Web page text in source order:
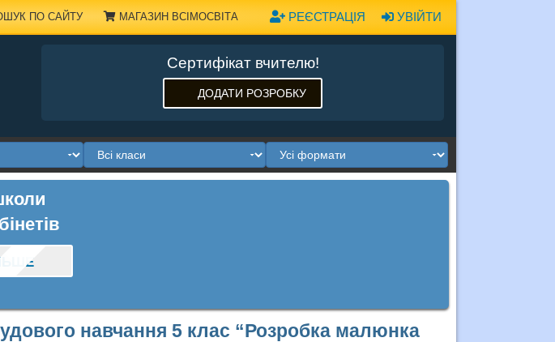
УВІЙТИ
РЕЄСТРАЦІЯ
ПО САЙТУ МАГАЗИН ВСІМОСВІТА
Сертифікат вчителю!
ДОДАТИ РОЗРОБКУ
навчання 5 клас “Розробка малюнка